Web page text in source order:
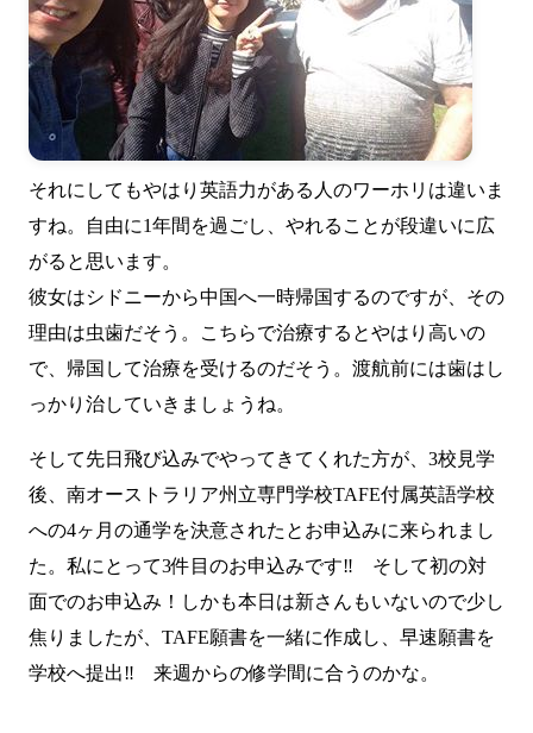
それにしてもやはり英語力がある人のワーホリは違いま
すね。自由に1年間を過ごし、やれることが段違いに広
がると思います。
彼女はシドニーから中国へ一時帰国するのですが、その
理由は虫歯だそう。こちらで治療するとやはり高いの
で、帰国して治療を受けるのだそう。渡航前には歯はし
っかり治していきましょうね。
そして先日飛び込みでやってきてくれた方が、3校見学
後、 南オーストラリア州立専門学校TAFE付属英語学校
への4ヶ月の通学を決意されたとお申込みに来られまし
た。私にとって3件目のお申込みです‼ そして初の対
面でのお申込み！しかも本日は新さんもいないので少し
焦りましたが、TAFE願書を一緒に作成し、早速願書を
学校へ提出‼ 来週からの修学間に合うのかな。